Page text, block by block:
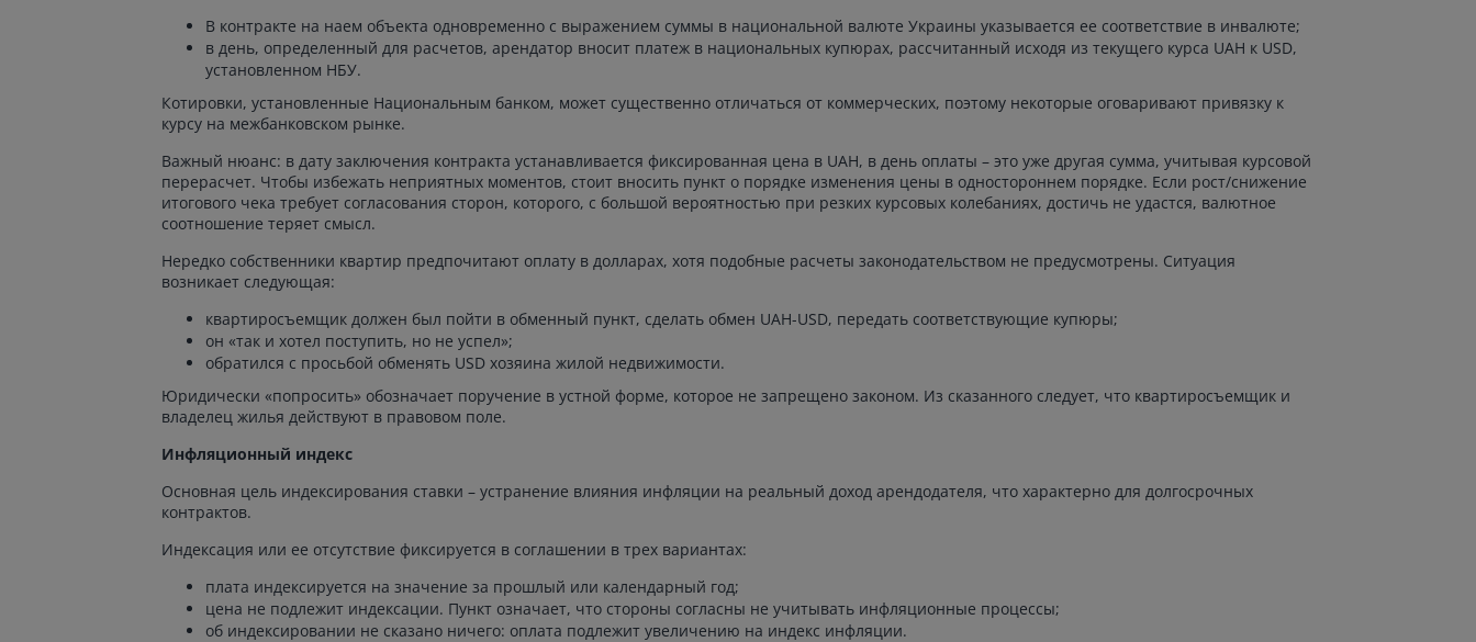
В контракте на наем объекта одновременно с выражением суммы в национальной валюте Украины указывается ее соответствие в инвалюте;
в день, определенный для расчетов, арендатор вносит платеж в национальных купюрах, рассчитанный исходя из текущего курса UAH к USD,
установленном НБУ.
Котировки, установленные Национальным банком, может существенно отличаться от коммерческих, поэтому некоторые оговаривают привязку к
курсу на межбанковском рынке.
Важный нюанс: в дату заключения контракта устанавливается фиксированная цена в UAH, в день оплаты – это уже другая сумма, учитывая курсовой
перерасчет. Чтобы избежать неприятных моментов, стоит вносить пункт о порядке изменения цены в одностороннем порядке. Если рост/снижение
итогового чека требует согласования сторон, которого, с большой вероятностью при резких курсовых колебаниях, достичь не удастся, валютное
соотношение теряет смысл.
Нередко собственники квартир предпочитают оплату в долларах, хотя подобные расчеты законодательством не предусмотрены. Ситуация
возникает следующая:
квартиросъемщик должен был пойти в обменный пункт, сделать обмен UAH-USD, передать соответствующие купюры;
он «так и хотел поступить, но не успел»;
обратился с просьбой обменять USD хозяина жилой недвижимости.
Юридически «попросить» обозначает поручение в устной форме, которое не запрещено законом. Из сказанного следует, что квартиросъемщик и
владелец жилья действуют в правовом поле.
Инфляционный индекс
Основная цель индексирования ставки – устранение влияния инфляции на реальный доход арендодателя, что характерно для долгосрочных
контрактов.
Индексация или ее отсутствие фиксируется в соглашении в трех вариантах:
плата индексируется на значение за прошлый или календарный год;
цена не подлежит индексации. Пункт означает, что стороны согласны не учитывать инфляционные процессы;
об индексировании не сказано ничего: оплата подлежит увеличению на индекс инфляции.